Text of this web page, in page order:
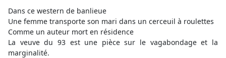
Dans ce western de banlieue
Une femme transporte son mari dans un cerceuil à roulettes
Comme un auteur mort en résidence
La veuve du 93 est une pièce sur le vagabondage et la
marginalité.